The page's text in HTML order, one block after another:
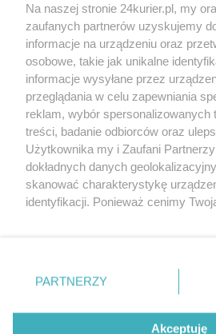
dziećmi
Pijany urlop. Wczasowiczom
POGODA
14℃
Zobacz prognozę na 3 dni
Copyright © 2022 Kurier
Wszelkie prawa
Nota wydawnicza Nota
Na naszej stronie 24kurier.pl, my
zaufanych partnerów uzyskujemy
informacje na urządzeniu oraz
osobowe, takie jak unikalne
informacje wysyłane przez
przeglądania w celu zapewniania
reklam, wybór spersonalizowanych
treści, badanie odbiorców oraz
Użytkownika my i Zaufani
dokładnych danych
skanować charakterystykę
identyfikacji. Ponieważ cenimy
prywatności znajdujący się w
. Niektóre rodzaje przetwarzania
takiemu przetwarzaniu. Preferencje
PARTNERZY
Akceptuję